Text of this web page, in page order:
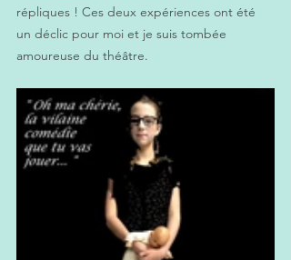
répliques ! Ces deux expériences ont été
un déclic pour moi et je suis tombée
amoureuse du théâtre.